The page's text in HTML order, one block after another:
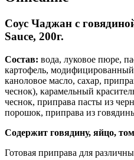
Соус Чаджан с
Sauce, 200г.
Состав: вода, луковое пюре,
картофель,
каноловое масло, сахар,
чеснок), карамельный
чеснок, приправа пасты из
порошок, приправа из
Содержит говядину, яйцо,
Готовая приправа для